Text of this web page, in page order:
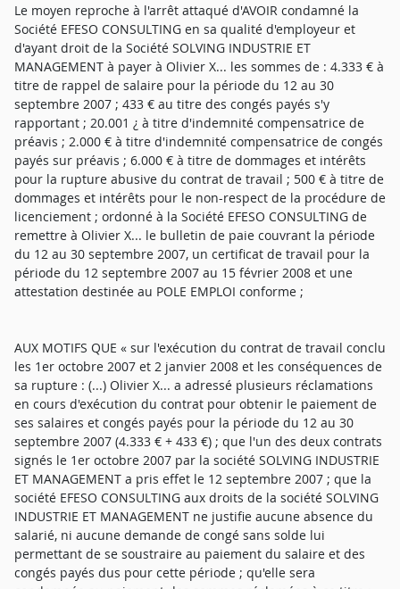
Le moyen reproche à l'arrêt attaqué d'AVOIR condamné la
Société EFESO CONSULTING en sa qualité d'employeur et
d'ayant droit de la Société SOLVING INDUSTRIE ET
MANAGEMENT à payer à Olivier X... les sommes de : 4.333 € à
titre de rappel de salaire pour la période du 12 au 30
septembre 2007 ; 433 € au titre des congés payés s'y
rapportant ; 20.001 ¿ à titre d'indemnité compensatrice de
préavis ; 2.000 € à titre d'indemnité compensatrice de congés
payés sur préavis ; 6.000 € à titre de dommages et intérêts
pour la rupture abusive du contrat de travail ; 500 € à titre de
dommages et intérêts pour le non-respect de la procédure de
licenciement ; ordonné à la Société EFESO CONSULTING de
remettre à Olivier X... le bulletin de paie couvrant la période
du 12 au 30 septembre 2007, un certificat de travail pour la
période du 12 septembre 2007 au 15 février 2008 et une
attestation destinée au POLE EMPLOI conforme ;
AUX MOTIFS QUE « sur l'exécution du contrat de travail conclu
les 1er octobre 2007 et 2 janvier 2008 et les conséquences de
sa rupture : (...) Olivier X... a adressé plusieurs réclamations
en cours d'exécution du contrat pour obtenir le paiement de
ses salaires et congés payés pour la période du 12 au 30
septembre 2007 (4.333 € + 433 €) ; que l'un des deux contrats
signés le 1er octobre 2007 par la société SOLVING INDUSTRIE
ET MANAGEMENT a pris effet le 12 septembre 2007 ; que la
société EFESO CONSULTING aux droits de la société SOLVING
INDUSTRIE ET MANAGEMENT ne justifie aucune absence du
salarié, ni aucune demande de congé sans solde lui
permettant de se soustraire au paiement du salaire et des
congés payés dus pour cette période ; qu'elle sera